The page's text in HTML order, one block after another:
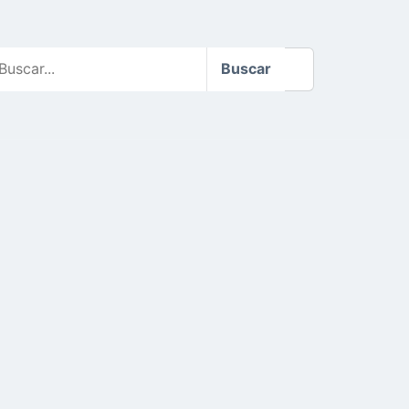
Buscar